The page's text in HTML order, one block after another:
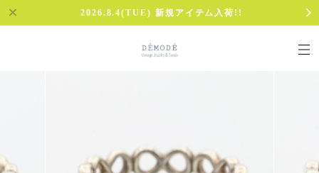
2026.8.4(TUE) 新規アイテム入荷!!